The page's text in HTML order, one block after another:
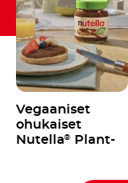
Vegaaniset
ohukaiset
Nutella®
Plant-